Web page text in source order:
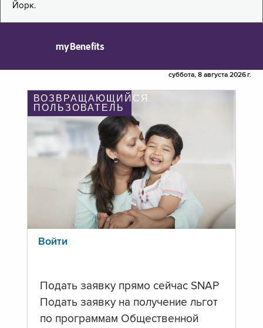
Йорк.
myBenefits
суббота, 8 августа 2026 г.
ВОЗВРАЩАЮЩИЙСЯ
ПОЛЬЗОВАТЕЛЬ
Войти
Подать заявку прямо сейчас SNAP
Подать заявку на получение льгот
по программам Общественной